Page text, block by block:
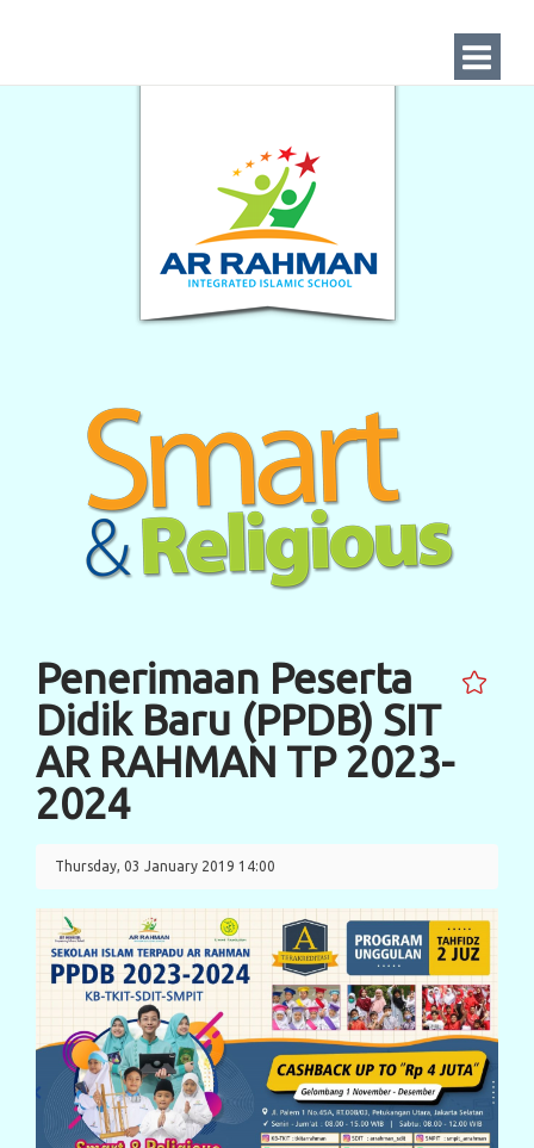
Penerimaan Peserta
Didik Baru (PPDB) SIT
AR RAHMAN TP 2023-
2024
Thursday, 03 January 2019 14:00